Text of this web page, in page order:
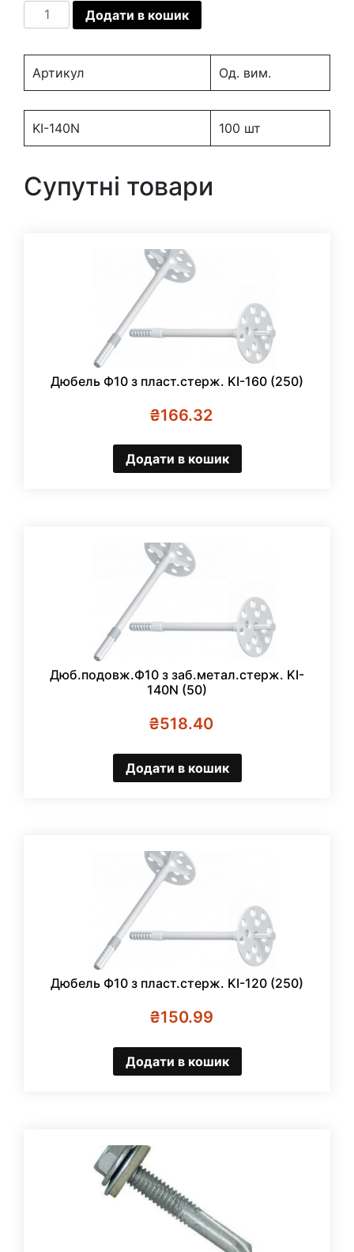
Дюб.подовж.Ф10
з
KI-
140N
кількість
Додати в кошик
Артикул Од. вим.
KI-140N 100 шт
Супутні товари
Дюбель Ф10 з пласт.стерж. KI-160 (250)
₴166.32
Додати в кошик
Дюб.подовж.Ф10 з заб.метал.стерж. KI-
140N (50)
₴518.40
Додати в кошик
Дюбель Ф10 з пласт.стерж. KI-120 (250)
₴150.99
Додати в кошик